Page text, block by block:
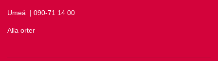
Umeå Ring Umeå på
| 090-71 14 00
Alla orter